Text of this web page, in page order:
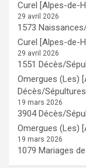
Curel [Alpes-de-
29 avril 2026
1573
Curel [Alpes-de-
29 avril 2026
1551 Décès/
Omergues (Les)
Décès/Sépultures
19 mars 2026
3904 Décès/
Omergues (Les)
19 mars 2026
1079 Mariages